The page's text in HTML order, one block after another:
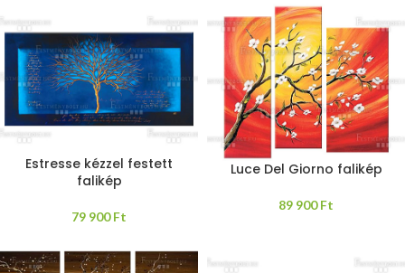
Estresse kézzel festett
falikép
79 900Ft
Luce Del Giorno falikép
89 900Ft